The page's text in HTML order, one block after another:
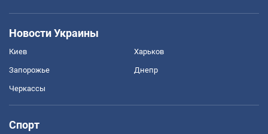
Новости Украины
Киев Харьков
Запорожье Днепр
Черкассы
Спорт